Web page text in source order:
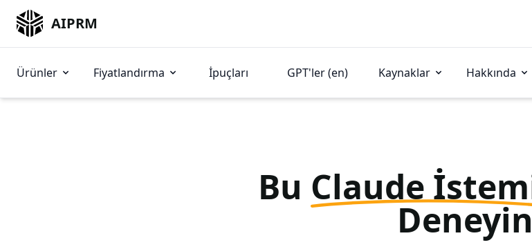
AIPRM
Ürünler Fiyatlandırma İpuçları GPT'ler (en) Kaynaklar Hakkında
Bu Claude